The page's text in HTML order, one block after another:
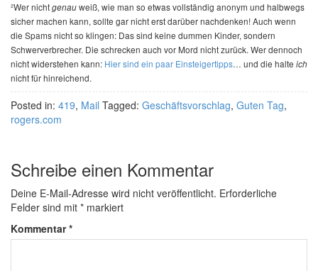
²Wer nichtgenauweiß, wie man so etwas vollständig anonym und halbwegs
sicher machen kann, sollte gar nicht erst darüber nachdenken! Auch wenn
die Spams nicht so klingen: Das sind keine dummen Kinder, sondern
Schwerverbrecher. Die schrecken auch vor Mord nicht zurück. Wer dennoch
nicht widerstehen kann: Hier sind ein paar Einsteigertipps… und die halte ich
nicht für hinreichend.
Posted in: 419, Mail Tagged: Geschäftsvorschlag, Guten Tag,
rogers.com
Schreibe einen Kommentar
Deine E-Mail-Adresse wird nicht veröffentlicht. Erforderliche
Felder sind mit * markiert
Kommentar*